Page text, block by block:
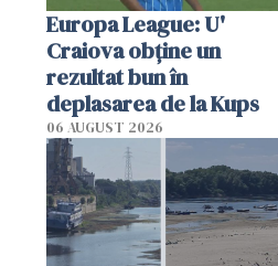
Europa League: U'
Craiova obține un
rezultat bun în
deplasarea de la Kups
06 AUGUST 2026